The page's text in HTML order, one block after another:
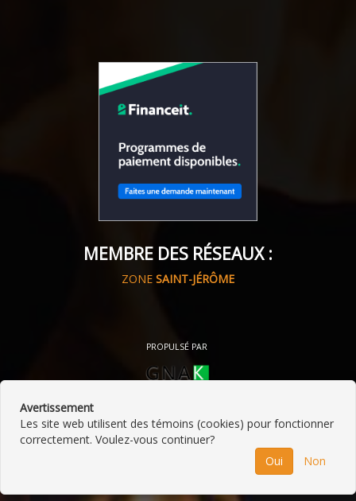
MEMBRE DES RÉSEAUX :
ZONE SAINT-JÉRÔME
PROPULSÉ PAR
Le Centre du Foyer Saint-Jérôme•Contactez-
Politique de
Avertissement
Les site web utilisent des témoins (cookies) pour fonctionner
correctement. Voulez-vous continuer?
Oui
Non